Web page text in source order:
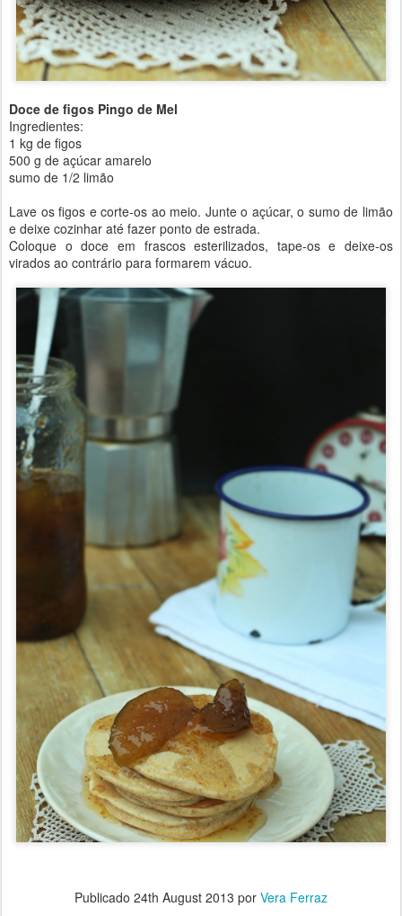
Doce de figos Pingo de Mel
Ingredientes:
1 kg de figos
500 g de açúcar amarelo
sumo de 1/2 limão
Lave os figos e corte-os ao meio. Junte o açúcar, o sumo de limão
e deixe cozinhar até fazer ponto de estrada.
Coloque o doce em frascos esterilizados, tape-os e deixe-os
virados ao contrário para formarem vácuo.
Publicado 24th August 2013 por Vera Ferraz